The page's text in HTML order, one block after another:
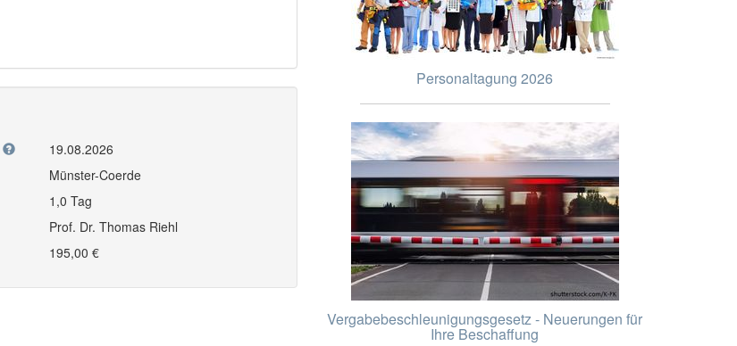
19.08.2026
Münster-Coerde
1,0 Tag
Prof. Dr. Thomas Riehl
195,00 €
Personaltagung 2026
Vergabebeschleunigungsgesetz - Neuerungen für
Ihre Beschaffung